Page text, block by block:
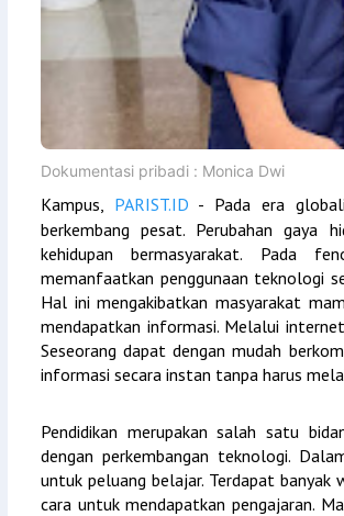
Dokumentasi pribadi : Monica Dwi
Kampus, PARIST.ID - Pada era
berkembang pesat. Perubahan gaya
kehidupan bermasyarakat. Pada
memanfaatkan penggunaan teknologi
Hal ini mengakibatkan masyarakat
mendapatkan informasi. Melalui
Seseorang dapat dengan mudah
informasi secara instan tanpa harus
Pendidikan merupakan salah satu
dengan perkembangan teknologi.
untuk peluang belajar. Terdapat banyak
cara untuk mendapatkan pengajaran.